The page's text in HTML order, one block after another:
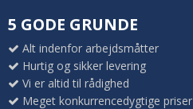
5 GODE GRUNDE
Alt indenfor arbejdsmåtter
Hurtig og sikker levering
Vi er altid til rådighed
Meget konkurrencedygtige priser